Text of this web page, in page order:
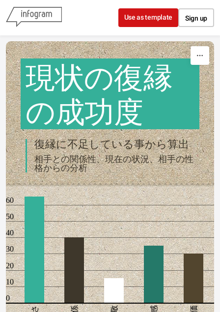
Skip to content
Use as template Sign up
現状の復縁
の成功度
復縁に不足している事から算出
相手との関係性、現在の状況、相手の性
格からの分析
60
50
40
30
20
10
0